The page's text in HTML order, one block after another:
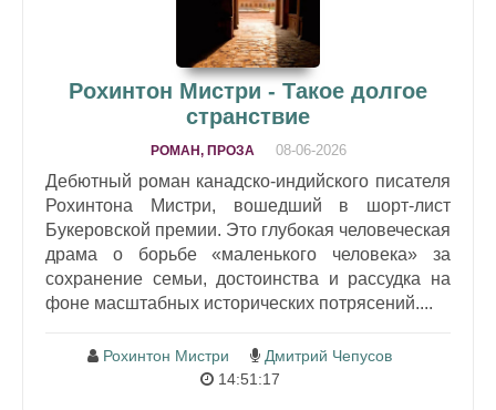
Рохинтон Мистри - Такое долгое
странствие
РОМАН, ПРОЗА 08-06-2026
Дебютный роман канадско-индийского писателя
Рохинтона Мистри, вошедший в шорт-лист
Букеровской премии. Это глубокая человеческая
драма о борьбе «маленького человека» за
сохранение семьи, достоинства и рассудка на
фоне масштабных исторических потрясений....
Рохинтон Мистри
Дмитрий Чепусов
14:51:17